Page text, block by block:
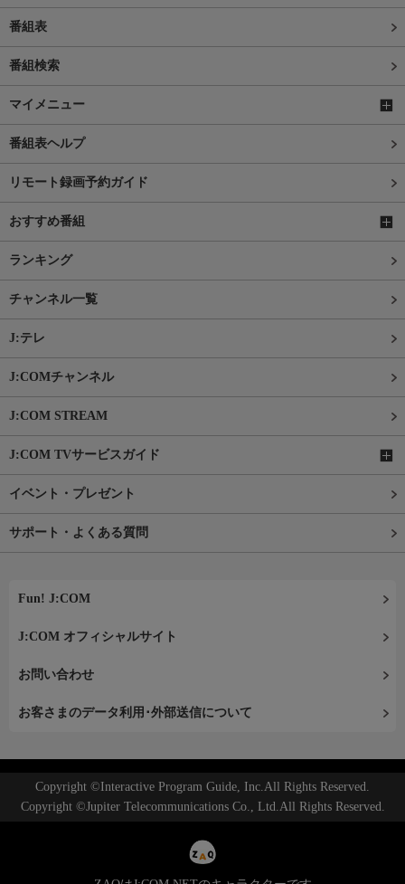
番組表
番組検索
マイメニュー
番組表ヘルプ
リモート録画予約ガイド
おすすめ番組
ランキング
チャンネル一覧
J:テレ
J:COMチャンネル
J:COM STREAM
J:COM TVサービスガイド
イベント・プレゼント
サポート・よくある質問
Fun! J:COM
J:COM オフィシャルサイト
お問い合わせ
お客さまのデータ利用･外部送信について
Copyright ©Interactive Program Guide, Inc.All Rights Reserved.
Copyright ©Jupiter Telecommunications Co., Ltd.All Rights Reserved.